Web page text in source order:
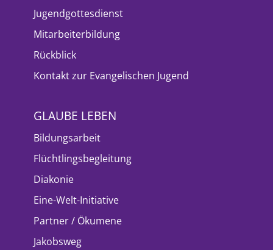
Jugendgottesdienst
Mitarbeiterbildung
Rückblick
Kontakt zur Evangelischen Jugend
GLAUBE LEBEN
Bildungsarbeit
Flüchtlingsbegleitung
Diakonie
Eine-Welt-Initiative
Partner / Ökumene
Jakobsweg